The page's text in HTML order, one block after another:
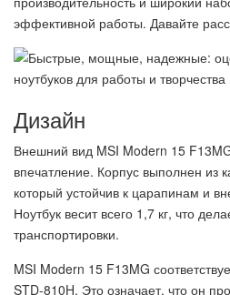
эффективной работы. Давайте
Дизайн
Внешний вид MSI Modern 15
впечатление. Корпус выполнен из
который устойчив к царапинам и
Ноутбук весит всего 1,7 кг, что
транспортировки.
MSI Modern 15 F13MG
STD-810H. Это означает, что он